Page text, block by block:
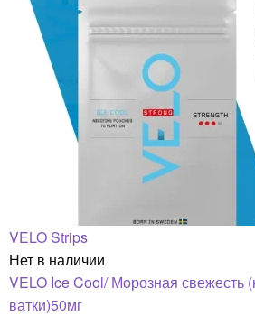
VELO Strips
Нет в наличии
VELO Ice Cool/ Морозная свежесть
ватки)50мг